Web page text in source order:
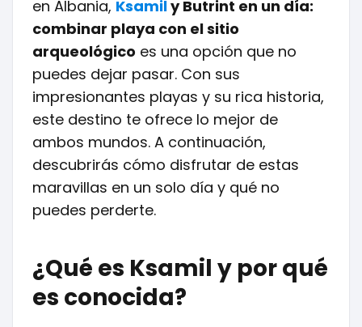
en Albania, Ksamily Butrint en un día:
combinar playa con el sitio
arqueológico es una opción que no
puedes dejar pasar. Con sus
impresionantes playas y su rica historia,
este destino te ofrece lo mejor de
ambos mundos. A continuación,
descubrirás cómo disfrutar de estas
maravillas en un solo día y qué no
puedes perderte.
¿Qué es Ksamil y por qué
es conocida?